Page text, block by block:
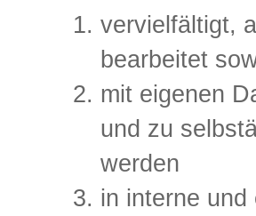
vervielfältigt,
bearbeitet
mit eigenen
und zu
werden
in interne